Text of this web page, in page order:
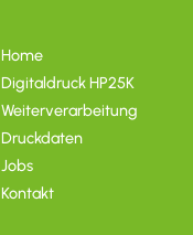
Home
Digitaldruck HP25K
Weiterverarbeitung
Druckdaten
Jobs
Kontakt